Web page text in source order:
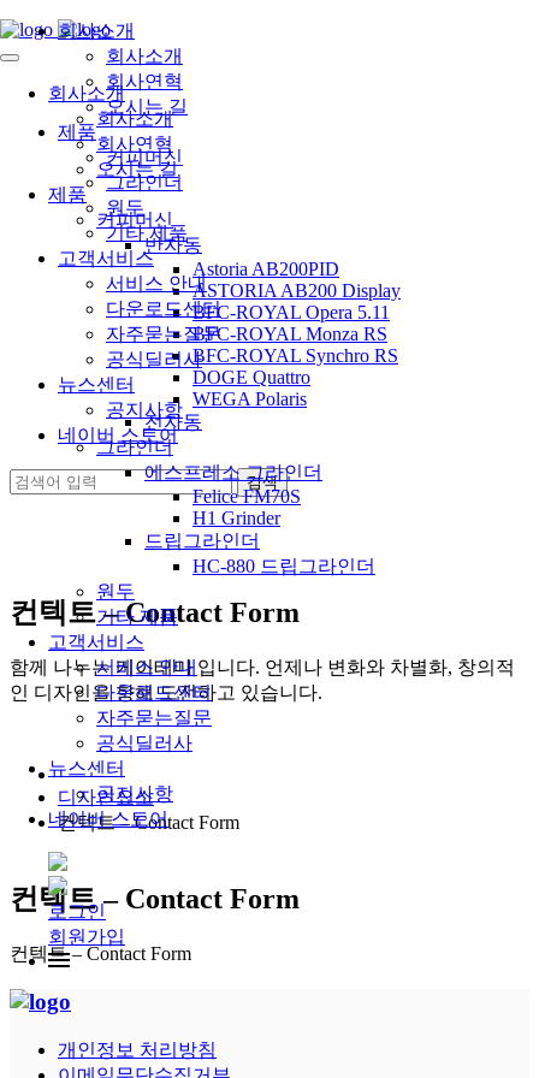
회사소개
회사소개
회사연혁
오시는 길
제품
커피머신
반자동
Astoria AB200PID
ASTORIA AB200 Display
BFC-ROYAL Opera 5.11
BFC-ROYAL Monza RS
BFC-ROYAL Synchro RS
DOGE Quattro
WEGA Polaris
전자동
그라인더
에스프레소 그라인더
Felice FM70S
H1 Grinder
드립그라인더
HC-880 드립그라인더
원두
기타 제품
고객서비스
서비스 안내
다운로드센터
자주묻는질문
공식딜러사
뉴스센터
공지사항
네이버 스토어
로그인
회원가입
회사소개
회사소개
회사연혁
오시는 길
제품
커피머신
그라인더
원두
기타 제품
고객서비스
서비스 안내
다운로드센터
자주묻는질문
공식딜러사
뉴스센터
공지사항
네이버 스토어
컨텍트 – Contact Form
함께 나누는 케이테마 입니다. 언제나 변화와 차별화, 창의적
인 디자인을 향해 도전하고 있습니다.
디자인요소
컨텍트 – Contact Form
컨텍트 – Contact Form
컨텍트 – Contact Form
개인정보 처리방침